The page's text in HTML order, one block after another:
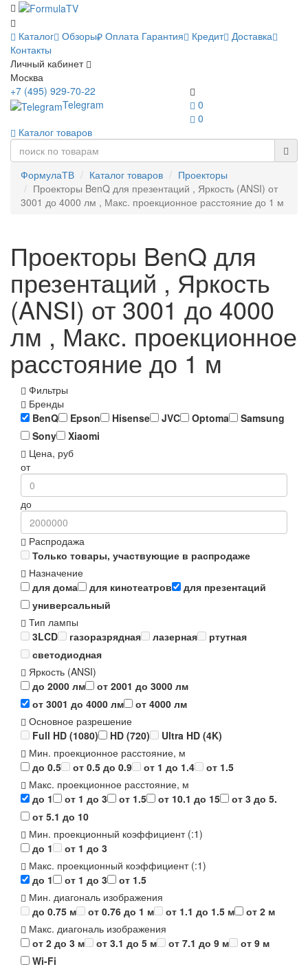
Каталог Обзоры Оплата Гарантия Кредит Доставка
Контакты
Личный кабинет
Москва
0
0
+7 (495) 929-70-22
Telegram
Каталог товаров
ФормулаТВ Каталог товаров
Проекторы
Проекторы BenQ для презентаций , Яркость (ANSI) от
3001 до 4000 лм , Макс. проекционное расстояние до 1 м
Проекторы BenQ для
презентаций , Яркость
(ANSI) от 3001 до 4000
лм , Макс. проекционное
расстояние до 1 м
Фильтры
Бренды
BenQ
Epson Hisense JVC Optoma
Samsung
Sony
Xiaomi
Цена, руб
от
до
Распродажа
Только товары, участвующие в распродаже
Назначение
для дома
для кинотеатров
для презентаций
универсальный
Тип лампы
3LCD
газоразрядная лазерная
ртутная
светодиодная
Яркость (ANSI)
до 2000 лм
от 2001 до 3000 лм
от 3001 до 4000 лм
от 4000 лм
Основное разрешение
Full HD (1080)
HD (720)
Ultra HD (4K)
Мин. проекционное расстояние, м
до 0.5
от 0.5 до 0.9 от 1 до 1.4
от 1.5
Макс. проекционное расстояние, м
до 1
от 1 до 3 от 1.5 от 10.1 до 15
от 3 до 5.
от 5.1 до 10
Мин. проекционный коэффициент (:1)
до 1
от 1 до 3
Макс. проекционный коэффициент (:1)
до 1
от 1 до 3
от 1.5
Мин. диагональ изображения
до 0.75 м
от 0.76 до 1 м от 1.1 до 1.5 м
от 2 м
Макс. диагональ изображения
от 2 до 3 м
от 3.1 до 5 м от 7.1 до 9 м
от 9 м
Wi-Fi